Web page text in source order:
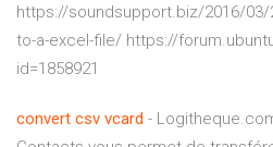
https://soundsupport.biz/2016/
to-a-excel-file/ https://
id=1858921
convert csv vcard -